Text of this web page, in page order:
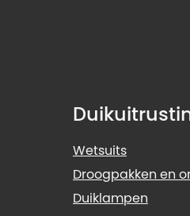
Wetsuits
Droogpakken en
Duiklampen